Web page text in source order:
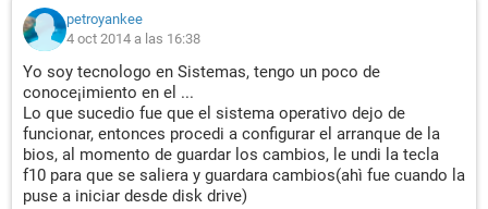
petroyankee
4 oct 2014 a las 16:38
Yo soy tecnologo en Sistemas, tengo un poco de
conoce¡imiento en el ...
Lo que sucedio fue que el sistema operativo dejo de
funcionar, entonces procedi a configurar el arranque de la
bios, al momento de guardar los cambios, le undi la tecla
f10 para que se saliera y guardara cambios(ahì fue cuando la
puse a iniciar desde disk drive)